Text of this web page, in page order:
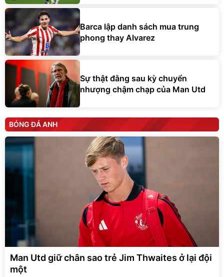
Barca lập danh sách mua trung
phong thay Alvarez
Sự thật đằng sau kỳ chuyển
nhượng chậm chạp của Man Utd
BÓNG ĐÁ ANH
Man Utd giữ chân sao trẻ Jim Thwaites ở lại đội
một